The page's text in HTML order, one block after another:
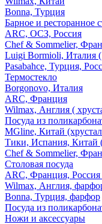
Bonna, Турция
Барное и ресторанное
ARC, ОСЗ, Россия
Chef & Sommelier,
Luigi Bormioli, Италия (
Pasabahce, Турция,
Термостекло
Borgonovo, Италия
ARC, Франция
Wilmax, Англия (
Посуда из
MGline, Китай
Тики, Испания, Китай
Chef & Sommelier,
Столовая посуда
ARC, Франция, Россия
Wilmax, Англия,
Bonna, Турция, фарфор
Посуда из
Ножи и аксессуары